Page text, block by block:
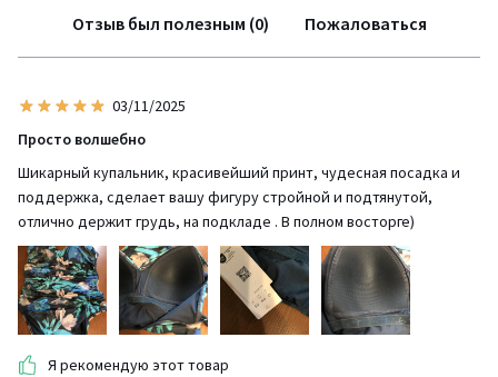
Отзыв был полезным (0) Пожаловаться
03/11/2025
Просто волшебно
Шикарный купальник, красивейший принт, чудесная посадка и
поддержка, сделает вашу фигуру стройной и подтянутой,
отлично держит грудь, на подкладе . В полном восторге)
Я рекомендую этот товар